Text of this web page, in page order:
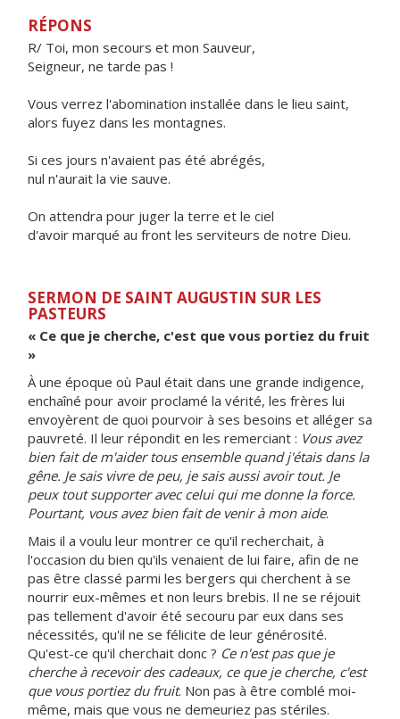
RÉPONS
R/ Toi, mon secours et mon Sauveur,
Seigneur, ne tarde pas !
Vous verrez l'abomination installée dans le lieu saint,
alors fuyez dans les montagnes.
Si ces jours n'avaient pas été abrégés,
nul n'aurait la vie sauve.
On attendra pour juger la terre et le ciel
d'avoir marqué au front les serviteurs de notre Dieu.
SERMON DE SAINT AUGUSTIN SUR LES
PASTEURS
« Ce que je cherche, c'est que vous portiez du fruit
»
À une époque où Paul était dans une grande indigence,
enchaîné pour avoir proclamé la vérité, les frères lui
envoyèrent de quoi pourvoir à ses besoins et alléger sa
pauvreté. Il leur répondit en les remerciant : Vous avez
bien fait de m'aider tous ensemble quand j'étais dans la
gêne. Je sais vivre de peu, je sais aussi avoir tout. Je
peux tout supporter avec celui qui me donne la force.
Pourtant, vous avez bien fait de venir à mon aide.
Mais il a voulu leur montrer ce qu'il recherchait, à
l'occasion du bien qu'ils venaient de lui faire, afin de ne
pas être classé parmi les bergers qui cherchent à se
nourrir eux-mêmes et non leurs brebis. Il ne se réjouit
pas tellement d'avoir été secouru par eux dans ses
nécessités, qu'il ne se félicite de leur générosité.
Qu'est-ce qu'il cherchait donc ? Ce n'est pas que je
cherche à recevoir des cadeaux, ce que je cherche, c'est
que vous portiez du fruit. Non pas à être comblé moi-
même, mais que vous ne demeuriez pas stériles.